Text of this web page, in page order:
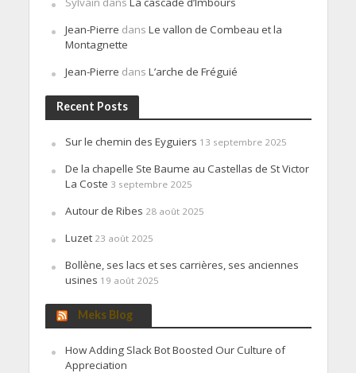
Jean-Pierre dans Le vallon de Combeau et la
Montagnette
Jean-Pierre dans L’arche de Fréguié
Recent Posts
Sur le chemin des Eyguiers 13 septembre 2025
De la chapelle Ste Baume au Castellas de St Victor
La Coste 3 septembre 2025
Autour de Ribes 28 août 2025
Luzet 23 août 2025
Bollène, ses lacs et ses carrières, ses anciennes
usines 19 août 2025
Meks Blog
How Adding Slack Bot Boosted Our Culture of
Appreciation